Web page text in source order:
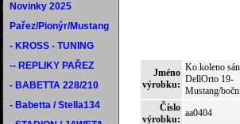
Novinky 2025
Pařez/Pionýr/Mustang
- KROSS - TUNING
-- REPLIKY PAŘEZ
- BABETTA 228/210
- Babetta / Stella134
Jméno
výrobku:
Ko.koleno
DellOrto 19-
Mustang/
Číslo
výrobku:
aa0404